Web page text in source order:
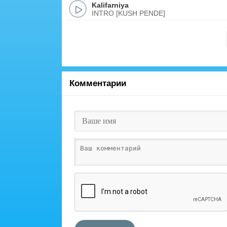
Kalifarniya
INTRO [KUSH PENDE]
Комментарии